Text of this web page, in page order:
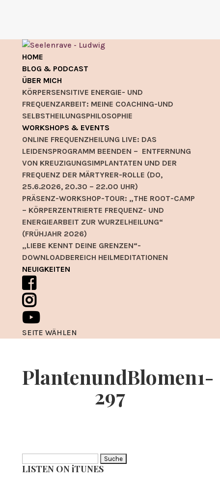
HOME
BLOG & PODCAST
ÜBER MICH
KÖRPERSENSITIVE ENERGIE- UND
FREQUENZARBEIT: MEINE COACHING-UND
SELBSTHEILUNGSPHILOSOPHIE
WORKSHOPS & EVENTS
ONLINE FREQUENZHEILUNG LIVE: DAS
LEIDENSPROGRAMM BEENDEN – ENTFERNUNG
VON KREUZIGUNGSIMPLANTATEN UND DER
FREQUENZ DER MÄRTYRER-ROLLE (DO,
25.6.2026, 20.30 – 22.00 UHR)
PRÄSENZ-WORKSHOP-TOUR: „THE ROOT-CAMP
– KÖRPERZENTRIERTE FREQUENZ- UND
ENERGIEARBEIT ZUR WURZELHEILUNG“
(FRÜHJAHR 2026)
„LIEBE KENNT DEINE GRENZEN“-
DOWNLOADBEREICH HEILMEDITATIONEN
NEUIGKEITEN
SEITE WÄHLEN
PlantenundBlomen1-
297
nach:
LISTEN ON iTUNES